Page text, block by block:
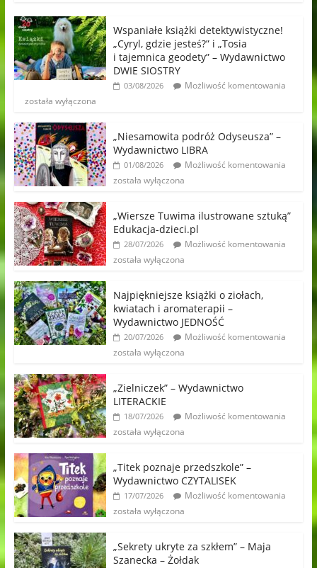
Wspaniałe książki detektywistyczne!
„Cyryl, gdzie jesteś?” i „Tosia
i tajemnica geodety” – Wydawnictwo
DWIE SIOSTRY
03/08/2026
Możliwość komentowania
została wyłączona
„Niesamowita podróż Odyseusza” –
Wydawnictwo LIBRA
01/08/2026
Możliwość komentowania
została wyłączona
„Wiersze Tuwima ilustrowane sztuką”
Edukacja-dzieci.pl
28/07/2026
Możliwość komentowania
została wyłączona
Najpiękniejsze książki o ziołach,
kwiatach i aromaterapii –
Wydawnictwo JEDNOŚĆ
20/07/2026
Możliwość komentowania
została wyłączona
„Zielniczek” – Wydawnictwo
LITERACKIE
18/07/2026
Możliwość komentowania
została wyłączona
„Titek poznaje przedszkole” –
Wydawnictwo CZYTALISEK
17/07/2026
Możliwość komentowania
została wyłączona
„Sekrety ukryte za szkłem” – Maja
Szanecka – Żołdak